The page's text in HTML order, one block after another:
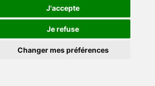
J'accepte
Je refuse
Changer mes préférences
J'accepte
Je refuse
Changer mes préférences